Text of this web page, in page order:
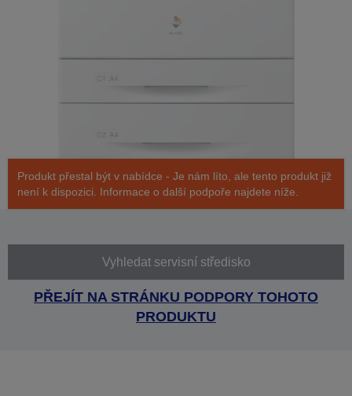
Produkt přestal být v nabídce - Je nám líto, ale tento produkt již
není k dispozici. Informace o další podpoře najdete níže.
Vyhledat servisní středisko
PŘEJÍT NA STRÁNKU PODPORY TOHOTO
PRODUKTU